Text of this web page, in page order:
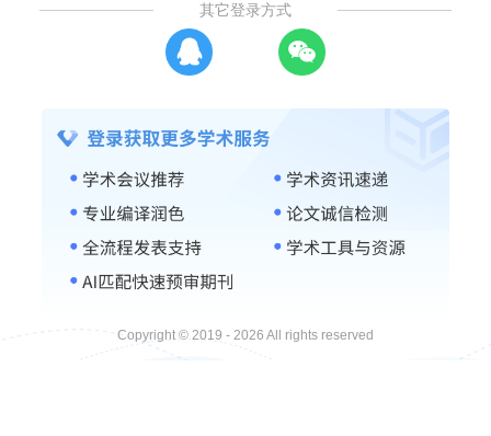
其它登录方式
Copyright © 2019 - 2026 All rights reserved